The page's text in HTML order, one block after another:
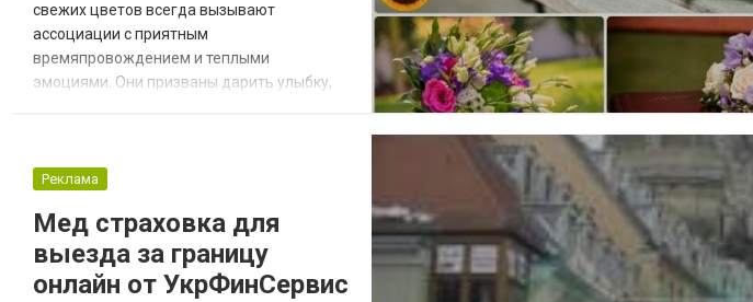
свежих цветов всегда вызывают
ассоциации с приятным
времяпровождением и теплыми
эмоциями. Они призваны дарить улыбку,
без изысканного букета не стоит
нашем сайте Вы можете оформить заказ
букета и доставим ( buket24 ) его быстро и
точно по...
Реклама
Мед страховка для
выезда за границу
онлайн от УкрФинСервис